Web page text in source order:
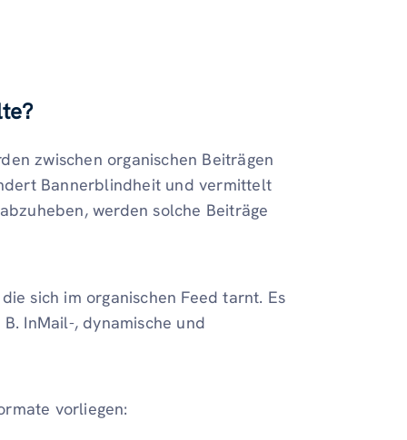
zwischen organischen Beiträgen
Bannerblindheit und vermittelt
werden solche Beiträge
sich im organischen Feed tarnt. Es
InMail-, dynamische und
vorliegen: